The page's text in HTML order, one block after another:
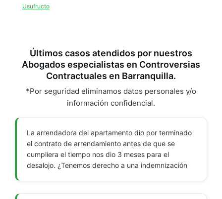
Usufructo
Últimos casos atendidos por nuestros
Abogados especialistas en Controversias
Contractuales en Barranquilla.
*Por seguridad eliminamos datos personales y/o
información confidencial.
La arrendadora del apartamento dio por terminado
el contrato de arrendamiento antes de que se
cumpliera el tiempo nos dio 3 meses para el
desalojo. ¿Tenemos derecho a una indemnización